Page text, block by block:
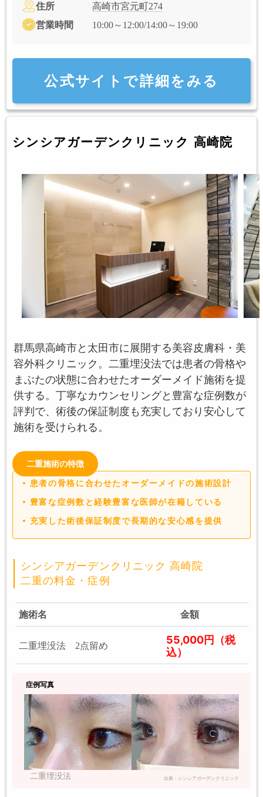
住所
高崎市宮元町274
営業時間
10:00～12:00/14:00～19:00
公式サイトで詳細をみる
シンシアガーデンクリニック 高崎院
群馬県高崎市と太田市に展開する美容皮膚科・美
容外科クリニック。二重埋没法では患者の骨格や
まぶたの状態に合わせたオーダーメイド施術を提
供する。丁寧なカウンセリングと豊富な症例数が
評判で、術後の保証制度も充実しており安心して
施術を受けられる。
二重施術の特徴
患者の骨格に合わせたオーダーメイドの施術設計
豊富な症例数と経験豊富な医師が在籍している
充実した術後保証制度で長期的な安心感を提供
シンシアガーデンクリニック 高崎院
二重の料金・症例
施術名 金額
二重埋没法 2点留め
55,000円（税
込）
症例写真
二重埋没法 出典：シンシアガーデンクリニック